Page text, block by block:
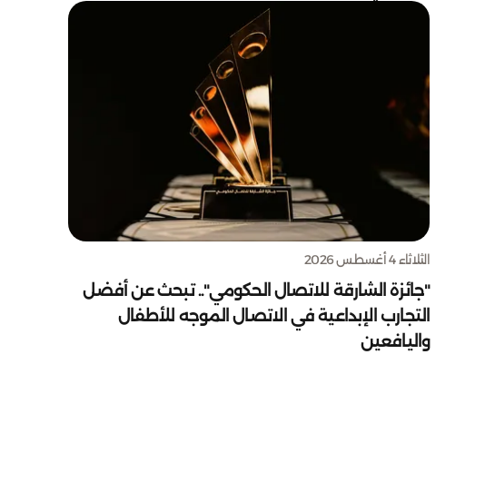
الثلاثاء 4 أغسطس 2026
"جائزة الشارقة للاتصال الحكومي".. تبحث عن أفضل
التجارب الإبداعية في الاتصال الموجه للأطفال
واليافعين